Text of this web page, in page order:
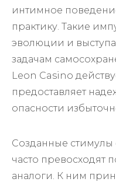
интимное
практику. Такие
эволюции и
задачам
Leon Casino
предоставляет
опасности
Созданные стимулы
часто
аналоги. К ним